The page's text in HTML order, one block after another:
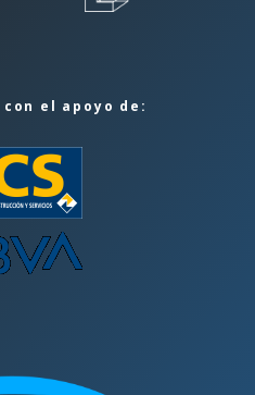
con el apoyo de: